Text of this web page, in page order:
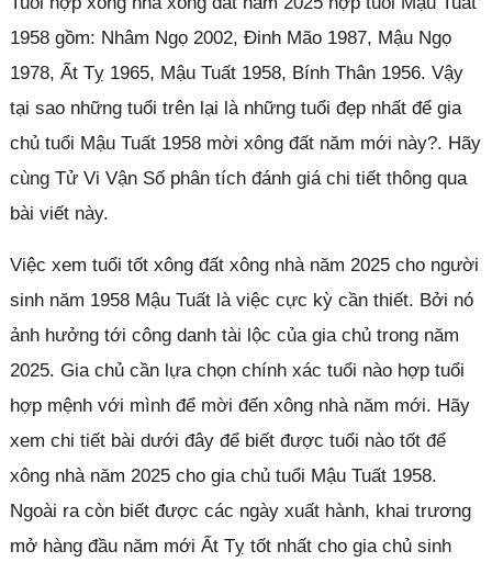
1958 gồm: Nhâm Ngọ 2002, Đinh Mão 1987, Mậu Ngọ
1978, Ất Tỵ 1965, Mậu Tuất 1958, Bính Thân 1956. Vậy
tại sao những tuổi trên lại là những tuổi đẹp nhất để gia
chủ tuổi Mậu Tuất 1958 mời xông đất năm mới này?. Hãy
cùng Tử Vi Vận Số phân tích đánh giá chi tiết thông qua
bài viết này.
Việc xem tuổi tốt xông đất xông nhà năm 2025 cho người
sinh năm 1958 Mậu Tuất là việc cực kỳ cần thiết. Bởi nó
ảnh hưởng tới công danh tài lộc của gia chủ trong năm
2025. Gia chủ cần lựa chọn chính xác tuổi nào hợp tuổi
hợp mệnh với mình để mời đến xông nhà năm mới. Hãy
xem chi tiết bài dưới đây để biết được tuổi nào tốt để
xông nhà năm 2025 cho gia chủ tuổi Mậu Tuất 1958.
Ngoài ra còn biết được các ngày xuất hành, khai trương
mở hàng đầu năm mới Ất Tỵ tốt nhất cho gia chủ sinh